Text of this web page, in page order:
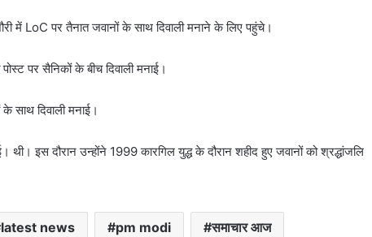
में LoC पर तैनात जवानों के साथ दिवाली मनाने के लिए पहुंचे।
पर सैनिकों के बीच दिवाली मनाई।
साथ दिवाली मनाई।
थी। इस दौरान उन्होंने 1999 कारगिल युद्ध के दौरान शहीद हुए जवानों को श्रद्धांजलि
latest news pm modi समाचार आज